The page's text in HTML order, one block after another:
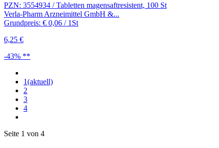
PZN: 3554934 / Tabletten magensaftresistent, 100 St
Verla-Pharm Arzneimittel GmbH &...
Grundpreis: € 0,06 / 1St
6,25 €
-43% **
1(aktuell)
2
3
4
Seite 1 von 4